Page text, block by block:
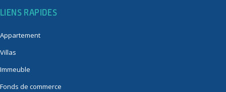
LIENS RAPIDES
Appartement
Villas
Immeuble
Fonds de commerce